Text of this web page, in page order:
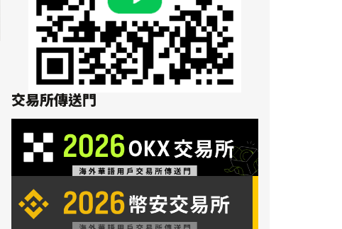
交易所傳送門